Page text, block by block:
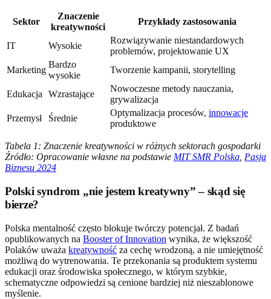
Sektor
Znaczenie
kreatywności
Przykłady zastosowania
IT Wysokie
Rozwiązywanie niestandardowych
problemów, projektowanie UX
Marketing
Bardzo
wysokie
Tworzenie kampanii, storytelling
Edukacja Wzrastające
Nowoczesne metody nauczania,
grywalizacja
Przemysł
Średnie
Optymalizacja procesów, innowacje
produktowe
Tabela 1: Znaczenie kreatywności w różnych sektorach gospodarki
Źródło: Opracowanie własne na podstawie MIT SMR Polska Pasja
Biznesu 2024
Polski syndrom „nie jestem kreatywny” – skąd się
bierze?
Polska mentalność często blokuje twórczy potencjał. Z badań
opublikowanych na Booster of Innovation wynika, że większość
Polaków uważa kreatywność za cechę wrodzoną, a nie umiejętność
możliwą do wytrenowania. Te przekonania są produktem systemu
edukacji oraz środowiska społecznego, w którym szybkie,
schematyczne odpowiedzi są cenione bardziej niż nieszablonowe
myślenie.